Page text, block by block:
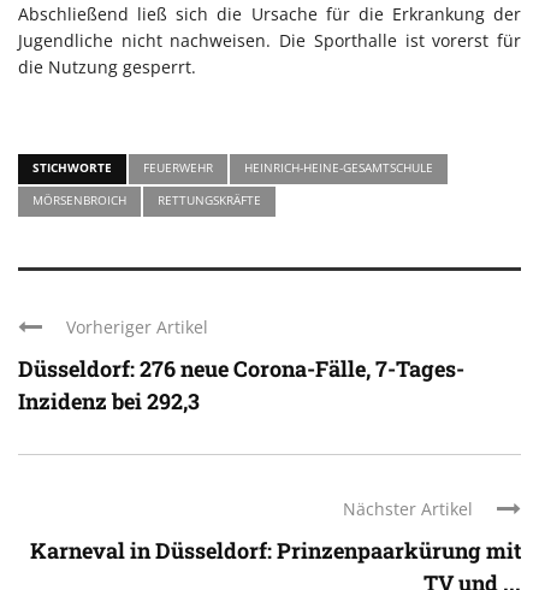
Abschließend ließ sich die Ursache für die Erkrankung der
Jugendliche nicht nachweisen. Die Sporthalle ist vorerst für
die Nutzung gesperrt.
STICHWORTE FEUERWEHR
HEINRICH-HEINE-GESAMTSCHULE
MÖRSENBROICH
RETTUNGSKRÄFTE
Vorheriger Artikel
Düsseldorf: 276 neue Corona-Fälle, 7-Tages-
Inzidenz bei 292,3
Nächster Artikel
Karneval in Düsseldorf: Prinzenpaarkürung mit
TV und ...